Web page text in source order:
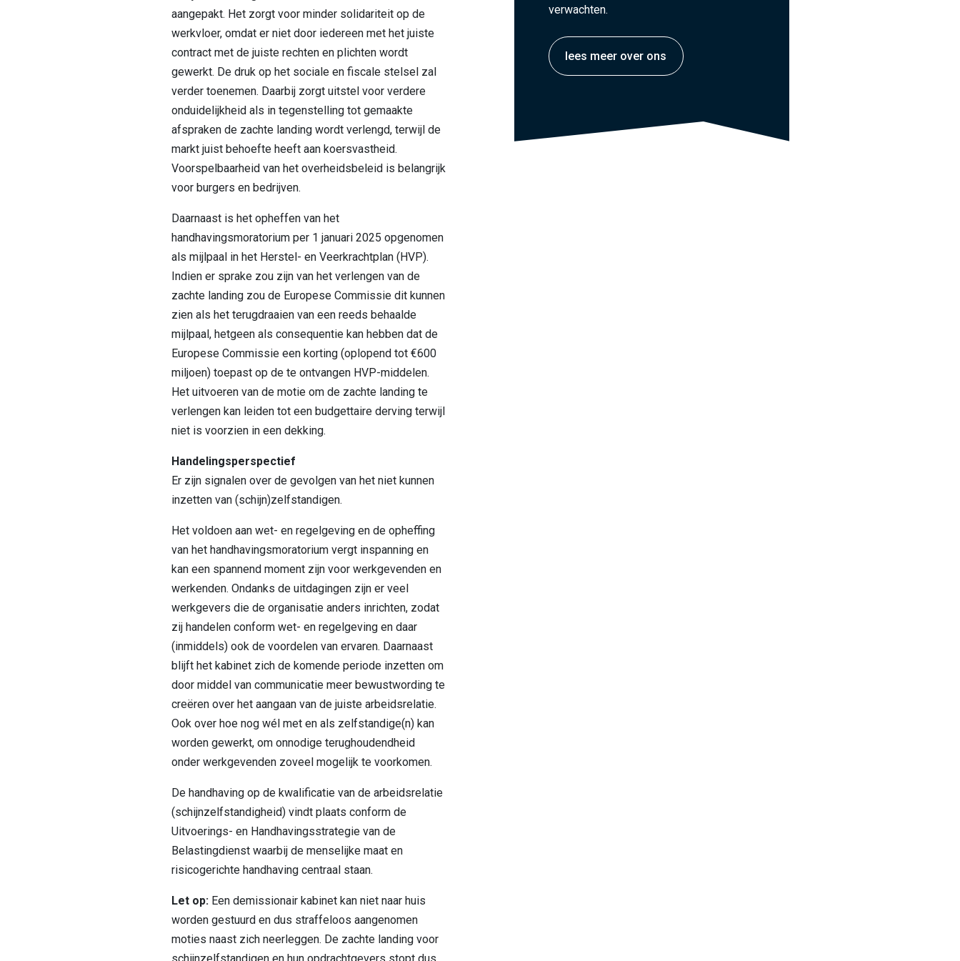
aangepakt. Het zorgt voor minder solidariteit op de
werkvloer, omdat er niet door iedereen met het juiste
contract met de juiste rechten en plichten wordt
gewerkt. De druk op het sociale en fiscale stelsel zal
verder toenemen. Daarbij zorgt uitstel voor verdere
onduidelijkheid als in tegenstelling tot gemaakte
afspraken de zachte landing wordt verlengd, terwijl de
markt juist behoefte heeft aan koersvastheid.
Voorspelbaarheid van het overheidsbeleid is belangrijk
voor burgers en bedrijven.
Daarnaast is het opheffen van het
handhavingsmoratorium per 1 januari 2025 opgenomen
als mijlpaal in het Herstel- en Veerkrachtplan (HVP).
Indien er sprake zou zijn van het verlengen van de
zachte landing zou de Europese Commissie dit kunnen
zien als het terugdraaien van een reeds behaalde
mijlpaal, hetgeen als consequentie kan hebben dat de
Europese Commissie een korting (oplopend tot €600
miljoen) toepast op de te ontvangen HVP-middelen.
Het uitvoeren van de motie om de zachte landing te
verlengen kan leiden tot een budgettaire derving terwijl
niet is voorzien in een dekking.
Handelingsperspectief
Er zijn signalen over de gevolgen van het niet kunnen
inzetten van (schijn)zelfstandigen.
Het voldoen aan wet- en regelgeving en de opheffing
van het handhavingsmoratorium vergt inspanning en
kan een spannend moment zijn voor werkgevenden en
werkenden. Ondanks de uitdagingen zijn er veel
werkgevers die de organisatie anders inrichten, zodat
zij handelen conform wet- en regelgeving en daar
(inmiddels) ook de voordelen van ervaren. Daarnaast
blijft het kabinet zich de komende periode inzetten om
door middel van communicatie meer bewustwording te
creëren over het aangaan van de juiste arbeidsrelatie.
Ook over hoe nog wél met en als zelfstandige(n) kan
worden gewerkt, om onnodige terughoudendheid
onder werkgevenden zoveel mogelijk te voorkomen.
De handhaving op de kwalificatie van de arbeidsrelatie
(schijnzelfstandigheid) vindt plaats conform de
Uitvoerings- en Handhavingsstrategie van de
Belastingdienst waarbij de menselijke maat en
risicogerichte handhaving centraal staan.
Let op:Een demissionair kabinet kan niet naar huis
worden gestuurd en dus straffeloos aangenomen
moties naast zich neerleggen. De zachte landing voor
schijnzelfstandigen en hun opdrachtgevers stopt dus
verwachten.
lees meer over ons